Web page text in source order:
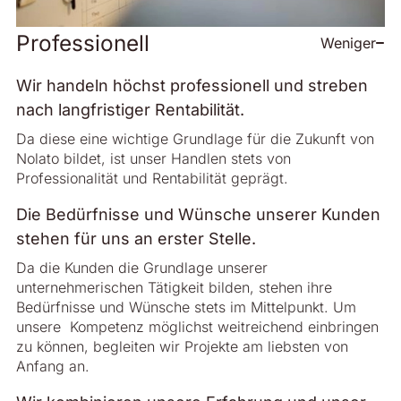
Professionell Weniger
Wir handeln höchst professionell und streben
nach langfristiger Rentabilität.
Da diese eine wichtige Grundlage für die Zukunft von
Nolato bildet, ist unser Handlen stets von
Professionalität und Rentabilität geprägt.
Die Bedürfnisse und Wünsche unserer Kunden
stehen für uns an erster Stelle.
Da die Kunden die Grundlage unserer
unternehmerischen Tätigkeit bilden, ­stehen ihre
Bedürfnisse und Wünsche stets im Mittelpunkt. Um
unsere Kompetenz möglichst weitreichend einbringen
zu können, begleiten wir Projekte am liebsten von
Anfang an.